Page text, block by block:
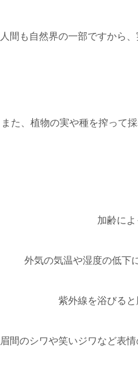
人間も自然界の一部ですから
また、植物の実や種を搾って
加齢に
外気の気温や湿度の低下
紫外線を浴びる
眉間のシワや笑いジワなど表